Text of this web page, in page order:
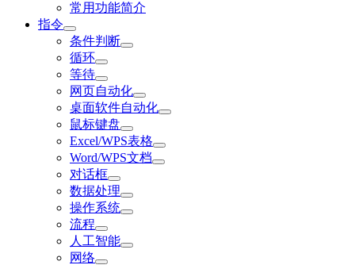
常用功能简介
指令
条件判断
循环
等待
网页自动化
桌面软件自动化
鼠标键盘
Excel/WPS表格
Word/WPS文档
对话框
数据处理
操作系统
流程
人工智能
网络